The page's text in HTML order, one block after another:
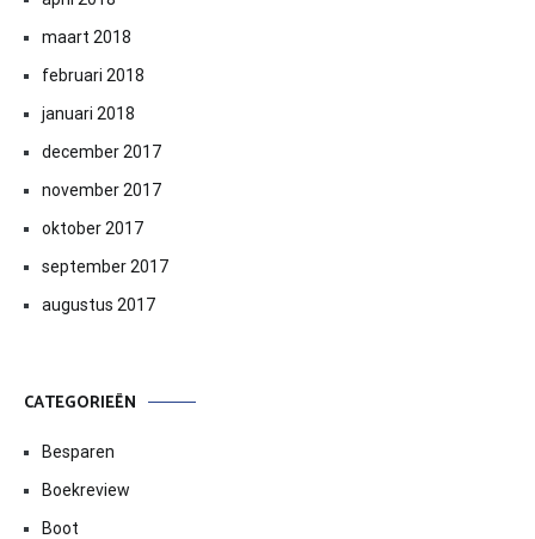
maart 2018
februari 2018
januari 2018
december 2017
november 2017
oktober 2017
september 2017
augustus 2017
CATEGORIEËN
Besparen
Boekreview
Boot